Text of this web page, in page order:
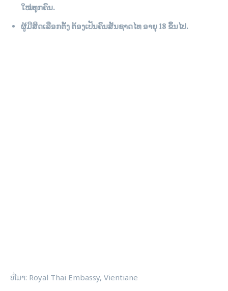
ໃໝ່ທຸກຄົນ.
ຜູ້ມີສິດເລືອກຕັ້ງ ຕ້ອງເປັນຄົນສັນຊາດໄທ ອາຍຸ 18 ຂຶ້ນໄປ.
ທີ່​ມາ​: Royal Thai Embassy, Vientiane